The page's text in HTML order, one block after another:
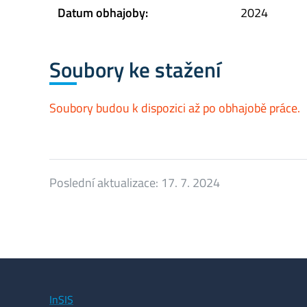
Datum obhajoby:
2024
Soubory ke stažení
Soubory budou k dispozici až po obhajobě práce.
Poslední aktualizace: 17. 7. 2024
InSIS